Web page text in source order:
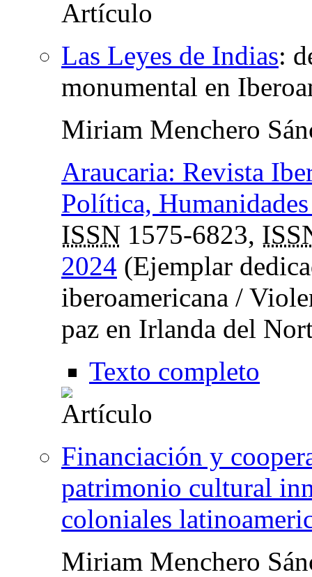
Las Leyes de Indias:
monumental en
Miriam Menchero
Araucaria: Revista
Política,
ISSN 1575-6823,
2024 (Ejemplar
iberoamericana /
paz en Irlanda del
Texto completo
Financiación y
patrimonio cultural
coloniales
Miriam Menchero